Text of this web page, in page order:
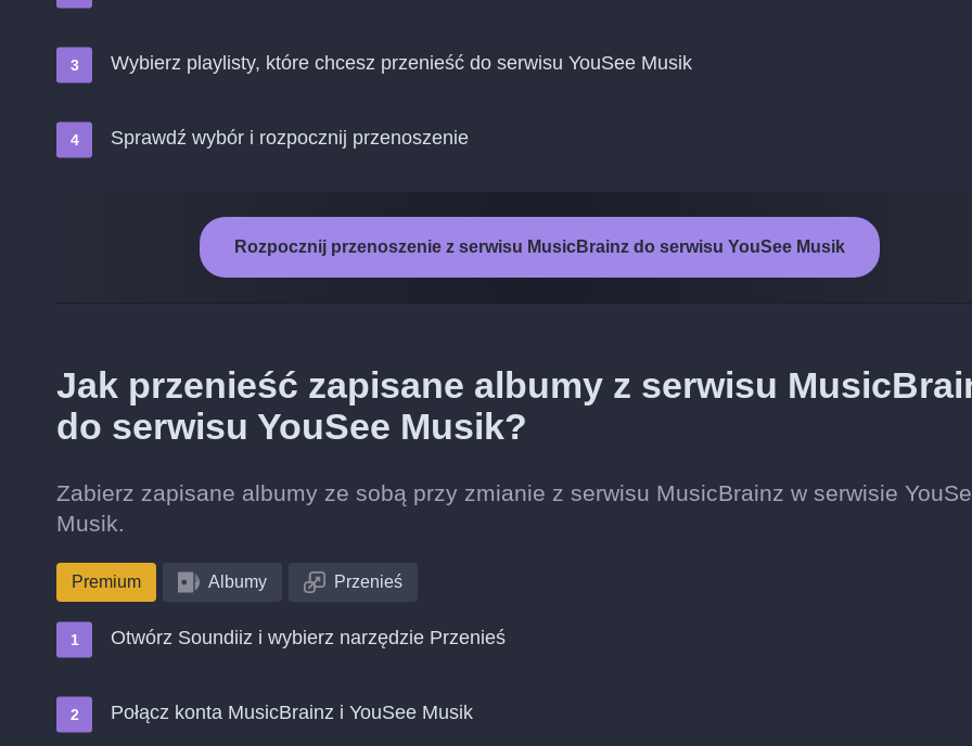
Wybierz playlisty, które chcesz przenieść do serwisu YouSee Musik
Sprawdź wybór i rozpocznij przenoszenie
Rozpocznij przenoszenie z serwisu MusicBrainz do serwisu YouSee Musik
Jak przenieść zapisane albumy z serwisu
do serwisu YouSee Musik?
Zabierz zapisane albumy ze sobą przy zmianie z serwisu MusicBrainz w serwisie
Musik.
Premium Albumy Przenieś
Otwórz Soundiiz i wybierz narzędzie Przenieś
Połącz konta MusicBrainz i YouSee Musik